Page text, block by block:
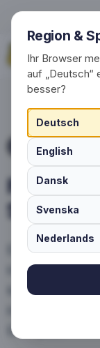
Preise
Region &
Ihr Browser
auf „Deutsch“
besser?
Deutsch
English
Dansk
Svenska
Nederlands
PREISE
Preise
Socken
Erstellen
individuelles
kostenlosen
inkl. Versand
Europas.